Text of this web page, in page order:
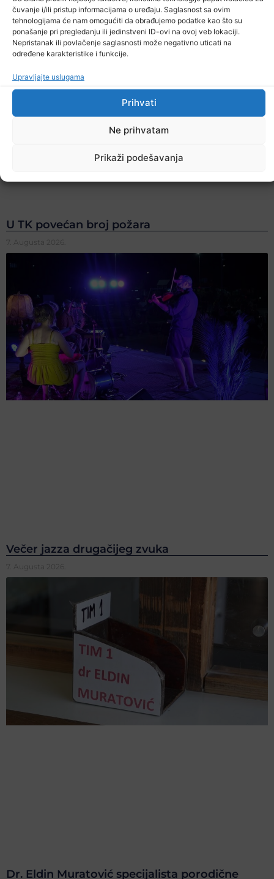
čuvanje i/ili pristup informacijama o uređaju. Saglasnost sa ovim
tehnologijama će nam omogućiti da obrađujemo podatke kao što su
ponašanje pri pregledanju ili jedinstveni ID-ovi na ovoj veb lokaciji.
Nepristanak ili povlačenje saglasnosti može negativno uticati na
određene karakteristike i funkcije.
Upravljajte uslugama
Prihvati
Ne prihvatam
Prikaži podešavanja
U TK povećan broj požara
7. Augusta 2026.
Večer jazza drugačijeg zvuka
7. Augusta 2026.
Dr. Eldin Muratović specijalista porodične